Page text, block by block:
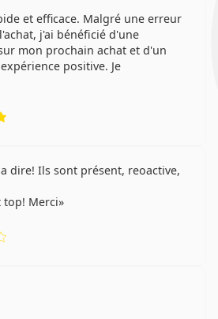
et efficace. Malgré une erreur
j'ai bénéficié d'une
mon prochain achat et d'un
positive. Je
dire! Ils sont présent, reoactive,
top! Merci